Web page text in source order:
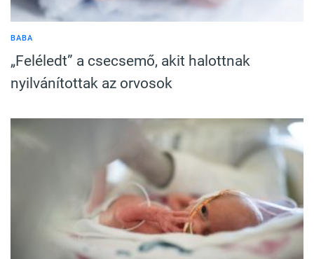
BABA
„Feléledt” a csecsemő, akit halottnak
nyilvánítottak az orvosok